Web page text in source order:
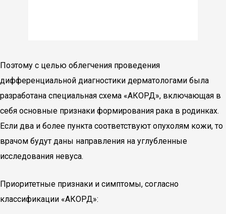
Поэтому с целью облегчения проведения
дифференциальной диагностики дерматологами была
разработана специальная схема «АКОРД», включающая в
себя основные признаки формирования рака в родинках.
Если два и более пункта соответствуют опухолям кожи, то
врачом будут даны направления на углубленные
исследования невуса.
Приоритетные признаки и симптомы, согласно
классификации «АКОРД»: